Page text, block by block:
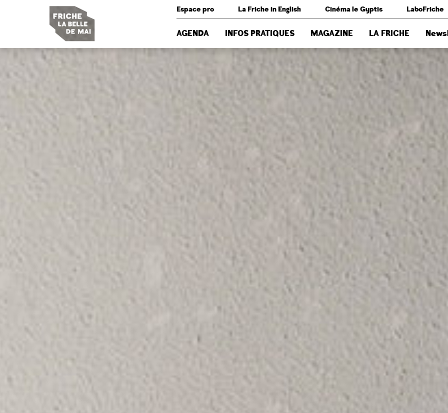
Espace pro La Friche in English Cinéma le Gyptis LaboFriche
AGENDA INFOS PRATIQUES MAGAZINE LA FRICHE
Panneau de gestion des cookies